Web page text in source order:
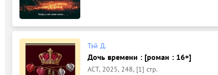
Тэй Д.
Дочь времени : [роман : 16+]
АСТ, 2025, 248, [1] стр.